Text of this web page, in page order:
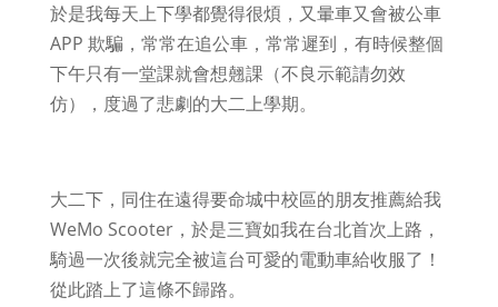
於是我每天上下學都覺得很煩，又暈車又會被公車
APP 欺騙，常常在追公車，常常遲到，有時候整個
下午只有一堂課就會想翹課（不良示範請勿效
仿），度過了悲劇的大二上學期。
大二下，同住在遠得要命城中校區的朋友推薦給我
WeMo Scooter，於是三寶如我在台北首次上路，
騎過一次後就完全被這台可愛的電動車給收服了！
從此踏上了這條不歸路。